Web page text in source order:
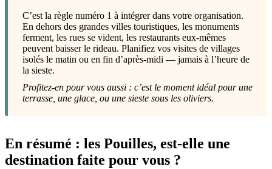
C’est la règle numéro 1 à intégrer dans votre organisation.
En dehors des grandes villes touristiques, les monuments
ferment, les rues se vident, les restaurants eux-mêmes
peuvent baisser le rideau. Planifiez vos visites de villages
isolés le matin ou en fin d’après-midi — jamais à l’heure de
la sieste.
Profitez-en pour vous aussi : c’est le moment idéal pour une
terrasse, une glace, ou une sieste sous les oliviers.
En résumé : les Pouilles, est-elle une
destination faite pour vous ?